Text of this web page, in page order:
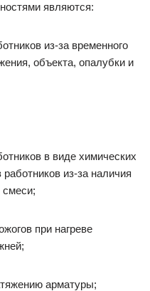
являются:
из-за временного
объекта, опалубки и
в виде химических
из-за наличия
смеси;
при нагреве
арматуры;